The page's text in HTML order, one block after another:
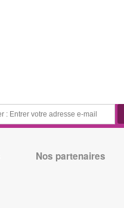
Nos partenaires